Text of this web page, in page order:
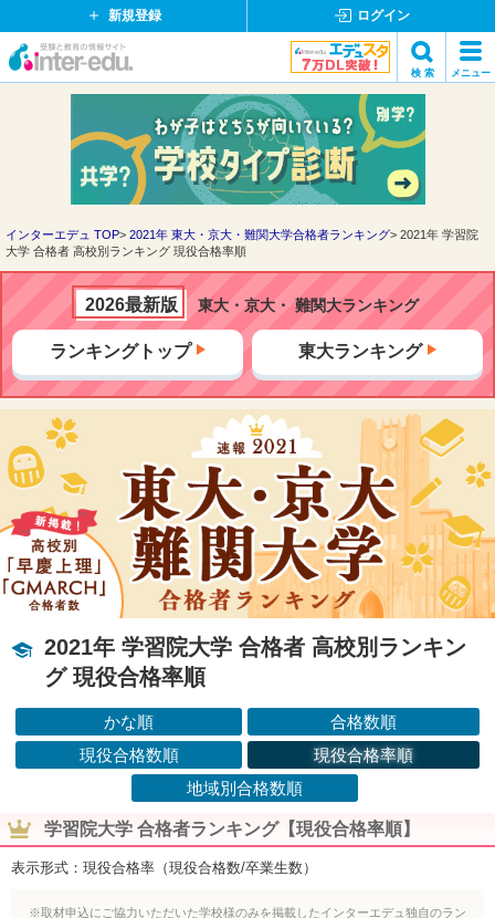
新規登録 ログイン
イ
ド
ッ
ト
検 索 メニュー
検索
インターエデュ TOP 2021年 東大・京大・難関大学合格者ランキング
2021年 学習院
大学 合格者 高校別ランキング 現役合格率順
2026最新版 東大・京大・ 難関大ランキング
ランキングトップ 東大ランキング
2021年 学習院大学 合格者 高校別ランキン
グ 現役合格率順
かな順
合格数順
現役合格数順
現役合格率順
地域別合格数順
学習院大学 合格者ランキング【現役合格率順】
表示形式：現役合格率（現役合格数/卒業生数）
※取材申込にご協力いただいた学校様のみを掲載したインターエデュ独自のラン